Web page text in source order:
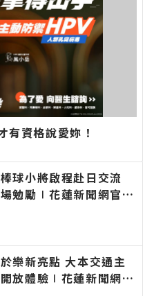
有資格說愛妳！
球小將啟程赴日交流
勉勵∣花蓮新聞網官方
樂新亮點 大本交通主
放體驗∣花蓮新聞網官